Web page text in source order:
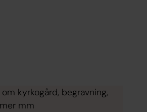
kyrkogård, begravning,
mm